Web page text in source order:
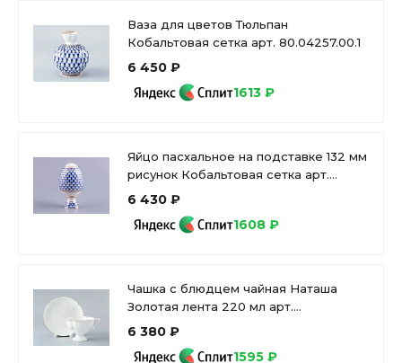
Ваза для цветов Тюльпан
Кобальтовая сетка арт. 80.04257.00.1
6 450 ₽
1613 ₽
Яйцо пасхальное на подставке 132 мм
рисунок Кобальтовая сетка арт.
80.07117.00.1
6 430 ₽
1608 ₽
Чашка с блюдцем чайная Наташа
Золотая лента 220 мл арт.
81.10503.00.1
6 380 ₽
1595 ₽